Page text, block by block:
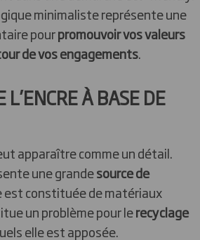
minimaliste représente une
pourpromouvoir vos valeurs
de vos engagements.
À BASE DE
apparaître comme un détail.
une grandesource de
est constituée de matériaux
un problème pour lerecyclage
elle est apposée.